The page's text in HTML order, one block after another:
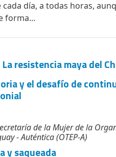
cada día, a todas horas,
forma...
| La resistencia maya del
y el desafío de
de la Mujer de la
- Auténtica (OTEP-A)
y saqueada